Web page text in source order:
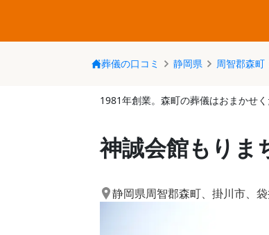
葬儀の口コミ 静岡県 周智郡森町
1981年創業。森町の葬儀はおまかせく
神誠会館もりま
静岡県周智郡森町、 掛川市、